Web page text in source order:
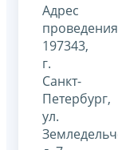
Адрес
197343,
г.
Санкт-
Петербург,
ул.